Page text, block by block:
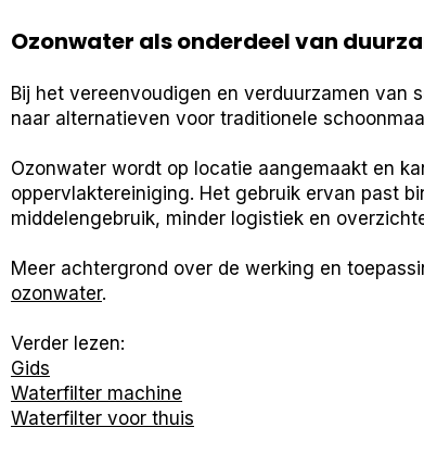
Ozonwater als onderdeel van
Bij het vereenvoudigen en verduurzamen van
naar alternatieven voor traditionele
Ozonwater wordt op locatie aangemaakt en
oppervlaktereiniging. Het gebruik ervan past
middelengebruik, minder logistiek en
Meer achtergrond over de werking en
ozonwater.
Verder lezen:
Gids
Waterfilter machine
Waterfilter voor thuis